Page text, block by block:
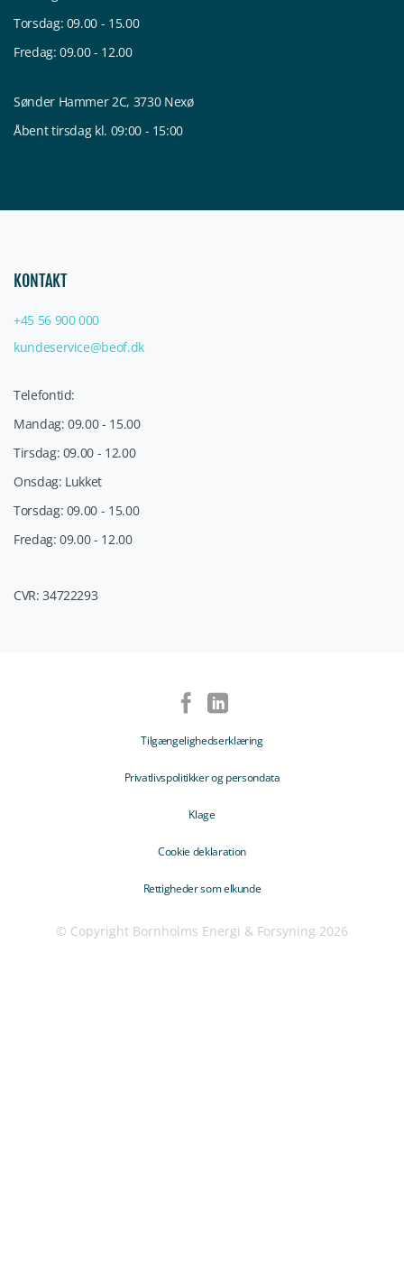
Torsdag: 09.00 - 15.00
Fredag: 09.00 - 12.00
Sønder Hammer 2C, 3730 Nexø
Åbent tirsdag kl. 09:00 - 15:00
KONTAKT
+45 56 900 000
kundeservice@beof.dk
Telefontid:
Mandag: 09.00 - 15.00
Tirsdag: 09.00 - 12.00
Onsdag: Lukket
Torsdag: 09.00 - 15.00
Fredag: 09.00 - 12.00
CVR: 34722293
Tilgængelighedserklæring
Privatlivspolitikker og persondata
Klage
Cookie deklaration
Rettigheder som elkunde
© Copyright Bornholms Energi & Forsyning 2026